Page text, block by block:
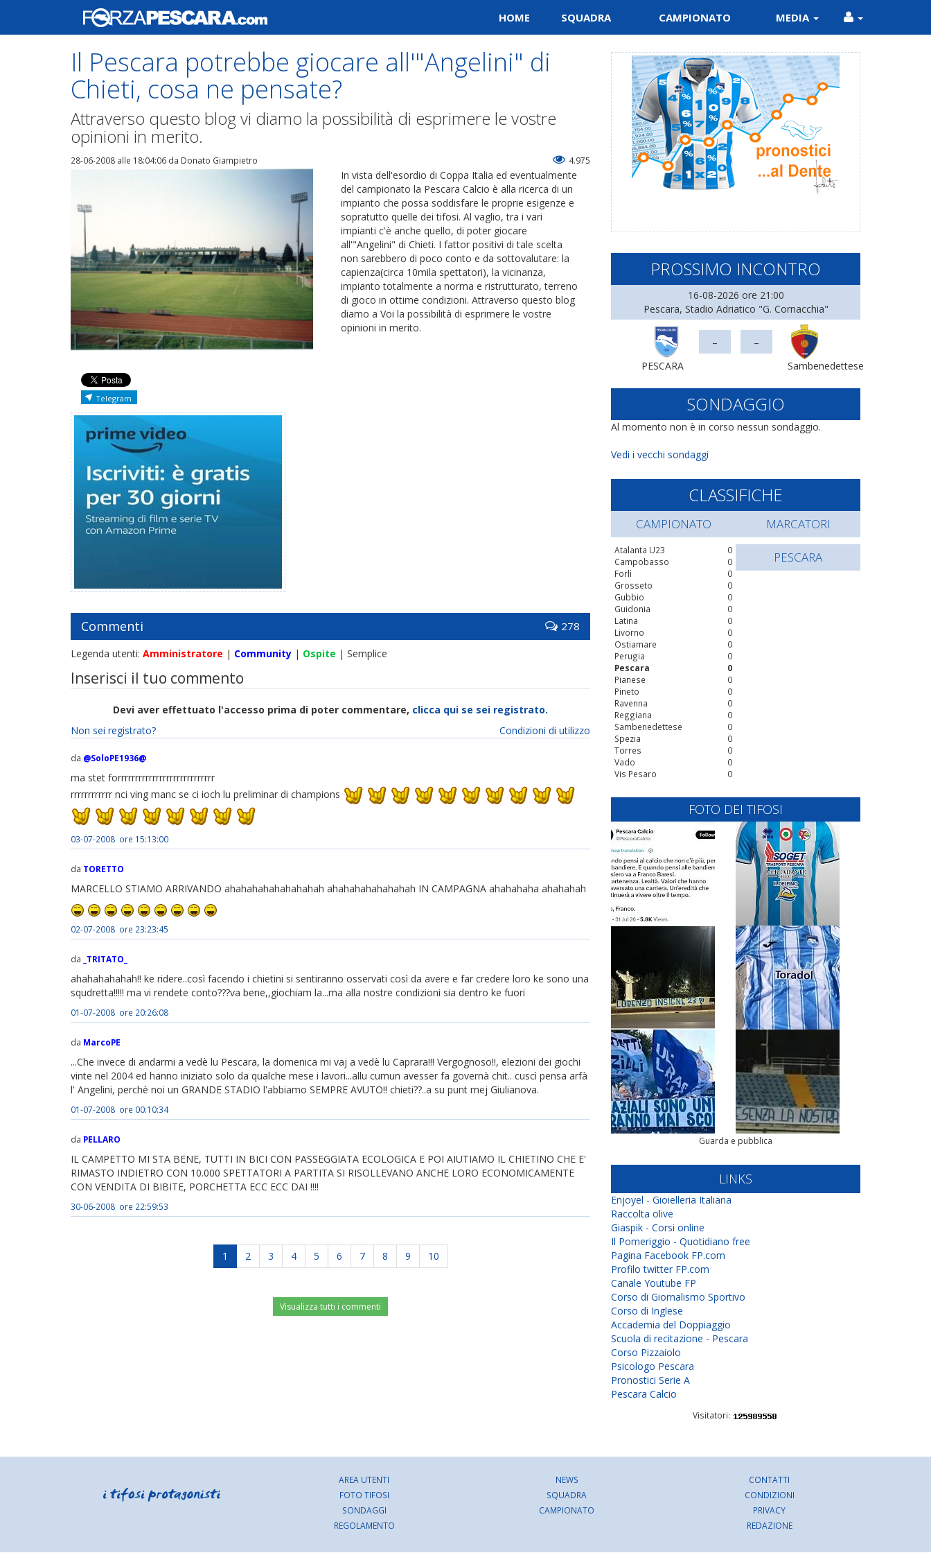
HOME SQUADRA CAMPIONATO MEDIA
Il Pescara potrebbe giocare all'"Angelini" di
Chieti, cosa ne pensate?
Attraverso questo blog vi diamo la possibilità di esprimere le vostre
opinioni in merito.
28-06-2008 alle 18:04:06 da Donato Giampietro 4.975
In vista dell'esordio di Coppa Italia ed eventualmente
del campionato la Pescara Calcio è alla ricerca di un
impianto che possa soddisfare le proprie esigenze e
sopratutto quelle dei tifosi. Al vaglio, tra i vari
impianti c'è anche quello, di poter giocare
all'"Angelini" di Chieti. I fattor positivi di tale scelta
non sarebbero di poco conto e da sottovalutare: la
capienza(circa 10mila spettatori), la vicinanza,
impianto totalmente a norma e ristrutturato, terreno
di gioco in ottime condizioni. Attraverso questo blog
diamo a Voi la possibilità di esprimere le vostre
opinioni in merito.
Telegram
Commenti 278
Legenda utenti: Amministratore | Community | Ospite | Semplice
Inserisci il tuo commento
Devi aver effettuato l'accesso prima di poter commentare, clicca qui se sei registrato.
Condizioni di utilizzo
Non sei registrato?
da @SoloPE1936@
ma stet forrrrrrrrrrrrrrrrrrrrrrrrrrrr
rrrrrrrrrrrr nci ving manc se ci ioch lu preliminar di champions
03-07-2008 ore 15:13:00
da TORETTO
MARCELLO STIAMO ARRIVANDO ahahahahahahahahah ahahahahahahahah IN CAMPAGNA ahahahaha ahahahah
02-07-2008 ore 23:23:45
da _TRITATO_
ahahahahahah!! ke ridere..così facendo i chietini si sentiranno osservati così da avere e far credere loro ke sono una
squdretta!!!!! ma vi rendete conto???va bene,,giochiam la...ma alla nostre condizioni sia dentro ke fuori
01-07-2008 ore 20:26:08
da MarcoPE
...Che invece di andarmi a vedè lu Pescara, la domenica mi vaj a vedè lu Caprara!!! Vergognoso!!, elezioni dei giochi
vinte nel 2004 ed hanno iniziato solo da qualche mese i lavori...allu cumun avesser fa governà chit.. cuscì pensa arfà
l' Angelini, perchè noi un GRANDE STADIO l'abbiamo SEMPRE AVUTO!! chieti??..a su punt mej Giulianova.
01-07-2008 ore 00:10:34
da PELLARO
IL CAMPETTO MI STA BENE, TUTTI IN BICI CON PASSEGGIATA ECOLOGICA E POI AIUTIAMO IL CHIETINO CHE E'
RIMASTO INDIETRO CON 10.000 SPETTATORI A PARTITA SI RISOLLEVANO ANCHE LORO ECONOMICAMENTE
CON VENDITA DI BIBITE, PORCHETTA ECC ECC DAI !!!!
30-06-2008 ore 22:59:53
1 2 3 4 5 6 7 8 9 10
Visualizza tutti i commenti
PROSSIMO INCONTRO
16-08-2026 ore 21:00
Pescara, Stadio Adriatico "G. Cornacchia"
PESCARA
- -
Sambenedettese
SONDAGGIO
Al momento non è in corso nessun sondaggio.
Vedi i vecchi sondaggi
CLASSIFICHE
CAMPIONATO
0
Atalanta U23
0
Campobasso
0
Forlì
0
Grosseto
0
Gubbio
0
Guidonia
0
Latina
0
Livorno
0
Ostiamare
0
Perugia
0
Pescara
0
Pianese
0
Pineto
0
Ravenna
0
Reggiana
0
Sambenedettese
0
Spezia
0
Torres
0
Vado
0
Vis Pesaro
MARCATORI
PESCARA
FOTO DEI TIFOSI
Guarda e pubblica
LINKS
Enjoyel - Gioielleria Italiana
Raccolta olive
Giaspik - Corsi online
Il Pomeriggio - Quotidiano free
Pagina Facebook FP.com
Profilo twitter FP.com
Canale Youtube FP
Corso di Giornalismo Sportivo
Corso di Inglese
Accademia del Doppiaggio
Scuola di recitazione - Pescara
Corso Pizzaiolo
Psicologo Pescara
Pronostici Serie A
Pescara Calcio
Visitatori:
AREA UTENTI
FOTO TIFOSI
SONDAGGI
REGOLAMENTO
NEWS
SQUADRA
CAMPIONATO
CONTATTI
CONDIZIONI
PRIVACY
REDAZIONE